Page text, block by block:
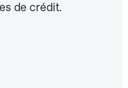
de crédit.